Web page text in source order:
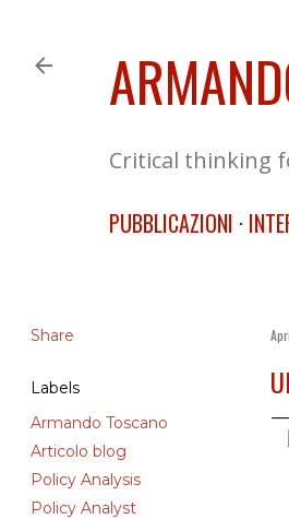
Critical thinking
PUBBLICAZIONI
Share
Labels
Armando Toscano
Articolo blog
Policy Analysis
Policy Analyst